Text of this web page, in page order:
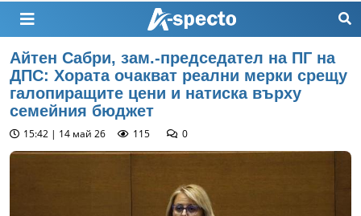
Айтен Сабри, зам.-председател на ПГ на
ДПС: Хората очакват реални мерки срещу
галопиращите цени и натиска върху
семейния бюджет
15:42 | 14 май 26 115 0